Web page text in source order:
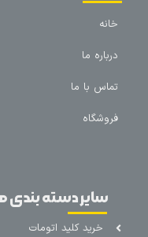
خانه
درباره ما
تماس با ما
فروشگاه
سایر دسته بندی
خرید کلید اتومات